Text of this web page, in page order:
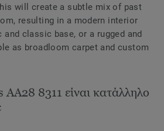
will create a subtle mix of past
resulting in a modern interior
classic base, or a rugged and
as broadloom carpet and custom
AA28 8311 είναι κατάλληλο